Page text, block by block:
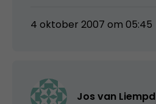
4 oktober 2007 om 05:45
Jos van Liempd